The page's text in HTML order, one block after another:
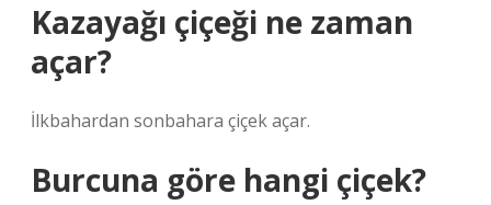
Kazayağı çiçeği ne zaman
açar?
İlkbahardan sonbahara çiçek açar.
Burcuna göre hangi çiçek?